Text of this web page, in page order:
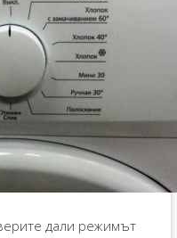
дали режимът